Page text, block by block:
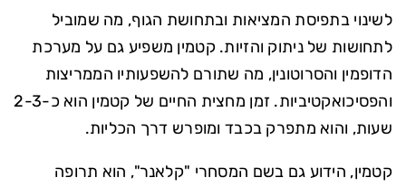
לשינוי בתפיסת המציאות ובתחושת הגוף, מה שמוביל
לתחושות של ניתוק והזיות. קטמין משפיע גם על מערכת
הדופמין והסרוטונין, מה שתורם להשפעותיו הממריצות
והפסיכואקטיביות. זמן מחצית החיים של קטמין הוא כ-2-3
שעות, והוא מתפרק בכבד ומופרש דרך הכליות.
קטמין, הידוע גם בשם המסחרי "קלאנר", הוא תרופה